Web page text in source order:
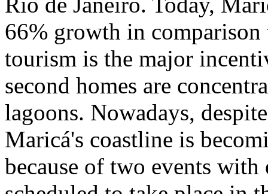
66% growth in comparison
tourism is the major
second homes are
lagoons. Nowadays,
Maricá's coastline is
because of two events